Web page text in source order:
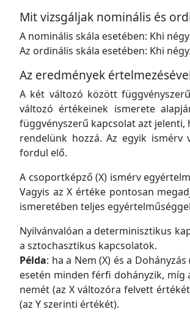
Mit vizsgáljak nominális és
A nominális skála esetében: Khi
Az ordinális skála esetében: Khi
Az eredmények
A két változó között
változó értékeinek ismerete
függvényszerű kapcsolat azt jelenti,
rendelünk hozzá. Az egyik
fordul elő.
A csoportképző (X) ismérv
Vagyis az X értéke pontosan
ismeretében teljes
Nyilvánvalóan a determinisztikus
a sztochasztikus kapcsolatok.
Példa: ha a Nem (X) és a
esetén minden férfi dohányzik, míg
nemét (az X változóra felvett
(az Y szerinti értékét).